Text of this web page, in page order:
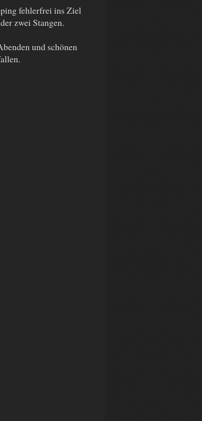
fehlerfrei ins Ziel
zwei Stangen.
und schönen